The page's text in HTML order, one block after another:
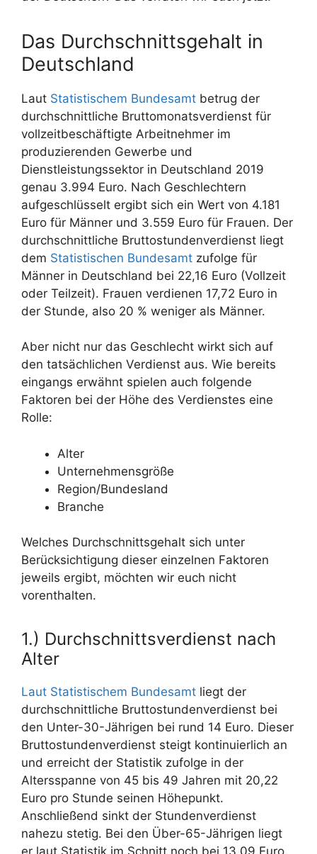
Das Durchschnittsgehalt in
Deutschland
Laut Statistischem Bundesamt betrug der
durchschnittliche Bruttomonatsverdienst für
vollzeitbeschäftigte Arbeitnehmer im
produzierenden Gewerbe und
Dienstleistungssektor in Deutschland 2019
genau 3.994 Euro. Nach Geschlechtern
aufgeschlüsselt ergibt sich ein Wert von 4.181
Euro für Männer und 3.559 Euro für Frauen. Der
durchschnittliche Bruttostundenverdienst liegt
dem Statistischen Bundesamt zufolge für
Männer in Deutschland bei 22,16 Euro (Vollzeit
oder Teilzeit). Frauen verdienen 17,72 Euro in
der Stunde, also 20 % weniger als Männer.
Aber nicht nur das Geschlecht wirkt sich auf
den tatsächlichen Verdienst aus. Wie bereits
eingangs erwähnt spielen auch folgende
Faktoren bei der Höhe des Verdienstes eine
Rolle:
Alter
Unternehmensgröße
Region/Bundesland
Branche
Welches Durchschnittsgehalt sich unter
Berücksichtigung dieser einzelnen Faktoren
jeweils ergibt, möchten wir euch nicht
vorenthalten.
1.) Durchschnittsverdienst nach
Alter
Laut Statistischem Bundesamt liegt der
durchschnittliche Bruttostundenverdienst bei
den Unter-30-Jährigen bei rund 14 Euro. Dieser
Bruttostundenverdienst steigt kontinuierlich an
und erreicht der Statistik zufolge in der
Altersspanne von 45 bis 49 Jahren mit 20,22
Euro pro Stunde seinen Höhepunkt.
Anschließend sinkt der Stundenverdienst
nahezu stetig. Bei den Über-65-Jährigen liegt